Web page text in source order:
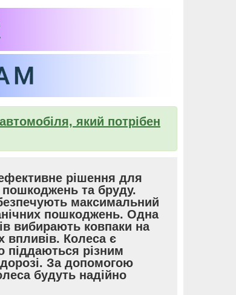
який потрібен
рішення для
пошкоджень та бруду.
максимальний
пошкоджень. Одна
вибирають ковпаки на
впливів. Колеса є
піддаються різним
За допомогою
будуть надійно